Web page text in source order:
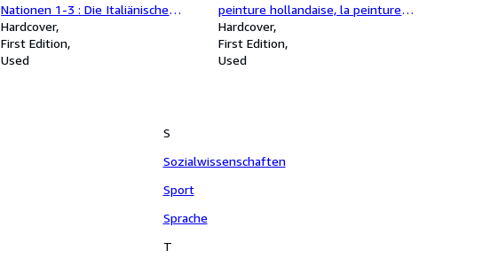
Nationen 1-3 : Die Italiänische
National-Literatur in ihrer
geschichtlichen Entwicklung vom
13ten bis zum 19ten Jahrhundert /
Hardcover
First Edition
Used
peinture hollandaise, la peinture
espagnole et autres écrits sur l`art
- [nouvelle édition illustrée
Hardcover
First Edition
Used
S
Sozialwissenschaften
Sport
Sprache
T